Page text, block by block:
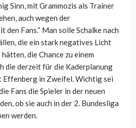
Sinn, mit Grammozis als Trainer
auch wegen der
den Fans.“ Man solle Schalke nach
die ein stark negatives Licht
die Chance zu einem
die derzeit für die Kaderplanung
in Zweifel. Wichtig sei
Fans die Spieler in der neuen
ob sie auch in der 2. Bundesliga
werden.